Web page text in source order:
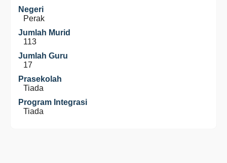
Negeri
Perak
Jumlah Murid
113
Jumlah Guru
17
Prasekolah
Tiada
Program Integrasi
Tiada